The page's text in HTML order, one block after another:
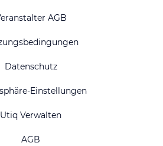
AGB
Datenschutz
Einstellungen
Utiq Verwalten
AGB